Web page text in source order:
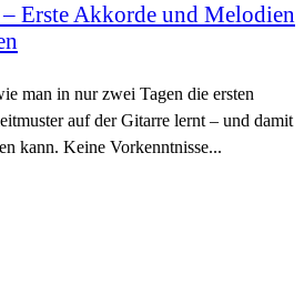
Erste Akkorde und Melodien
man in nur zwei Tagen die ersten
auf der Gitarre lernt – und damit
kann. Keine Vorkenntnisse...